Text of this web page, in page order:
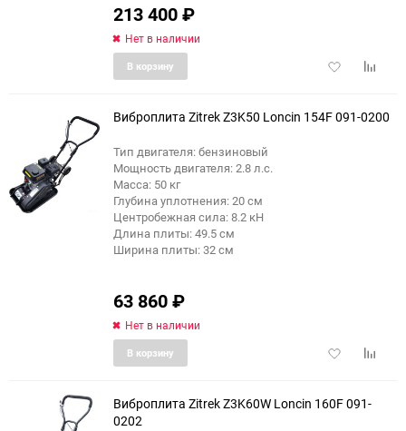
213 400₽
Нет в наличии
Добавить
В корзину
Виброплита Zitrek Z3K50 Loncin 154F 091-0200
Тип двигателя: бензиновый
Мощность двигателя: 2.8 л.с.
Масса: 50 кг
Глубина уплотнения: 20 см
Центробежная сила: 8.2 кН
Длина плиты: 49.5 см
Ширина плиты: 32 см
63 860₽
Нет в наличии
Добавить
В корзину
Виброплита Zitrek Z3K60W Loncin 160F 091-
0202